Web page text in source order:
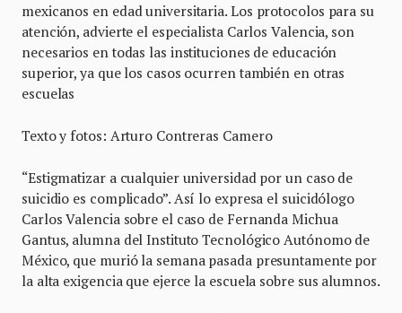
mexicanos en edad universitaria. Los protocolos para su
atención, advierte el especialista Carlos Valencia, son
necesarios en todas las instituciones de educación
superior, ya que los casos ocurren también en otras
escuelas
Texto y fotos: Arturo Contreras Camero
“Estigmatizar a cualquier universidad por un caso de
suicidio es complicado”. Así lo expresa el suicidólogo
Carlos Valencia sobre el caso de Fernanda Michua
Gantus, alumna del Instituto Tecnológico Autónomo de
México, que murió la semana pasada presuntamente por
la alta exigencia que ejerce la escuela sobre sus alumnos.